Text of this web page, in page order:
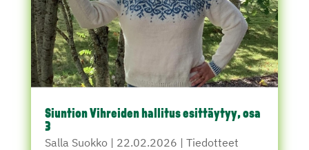
Siuntion Vihreiden hallitus esittäytyy, osa
3
Salla Suokko| 22.02.2026 | Tiedotteet